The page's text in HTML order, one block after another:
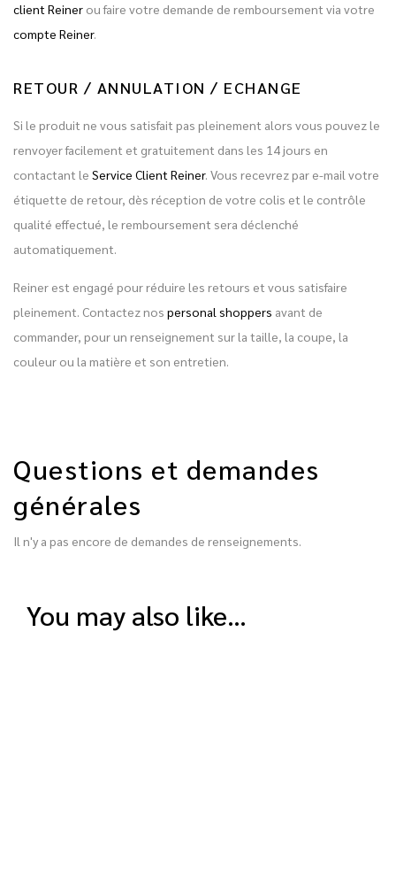
client Reiner ou faire votre demande de remboursement via votre
compte Reiner.
RETOUR / ANNULATION / ECHANGE
Si le produit ne vous satisfait pas pleinement alors vous pouvez le
renvoyer facilement et gratuitement dans les 14 jours en
contactant le Service Client Reiner. Vous recevrez par e-mail votre
étiquette de retour, dès réception de votre colis et le contrôle
qualité effectué, le remboursement sera déclenché
automatiquement.
Reiner est engagé pour réduire les retours et vous satisfaire
pleinement. Contactez nos personal shoppers avant de
commander, pour un renseignement sur la taille, la coupe, la
couleur ou la matière et son entretien.
Questions et demandes
générales
Il n'y a pas encore de demandes de renseignements.
you may also like…